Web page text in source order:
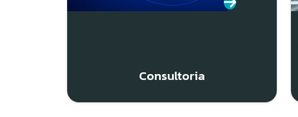
Consultoria